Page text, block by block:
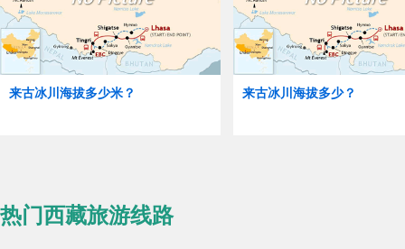
来古冰川海拔多少米？ 来古冰川海拔多少？
热门西藏旅游线路